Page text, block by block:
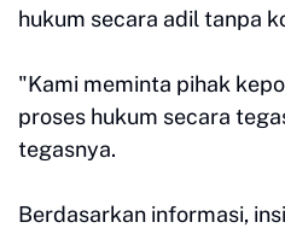
hukum secara adil tanpa
"Kami meminta pihak
proses hukum secara
tegasnya.
Berdasarkan informasi,